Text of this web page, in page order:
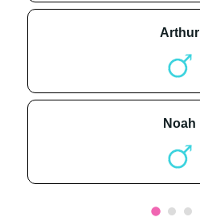
arthur
noah